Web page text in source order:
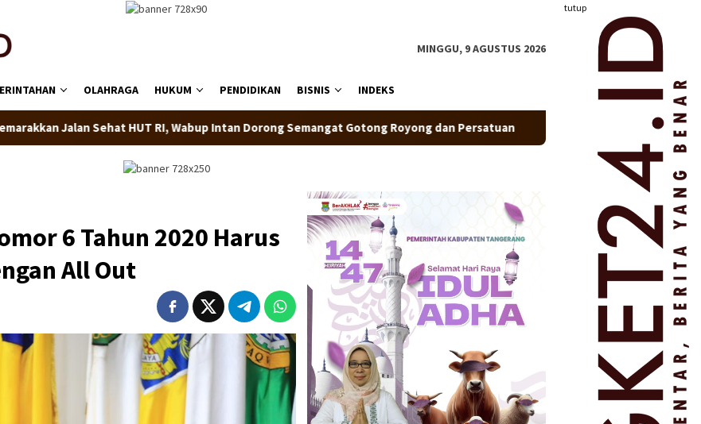
tutup
MINGGU, 9 AGUSTUS 2026
OLAHRAGA HUKUM PENDIDIKAN BISNIS INDEKS
RI, Wabup Intan Dorong Semangat Gotong Royong dan Persatuan Pastikan Peserta Aman, Puskesmas Pasir
6 Tahun 2020 Harus
All Out